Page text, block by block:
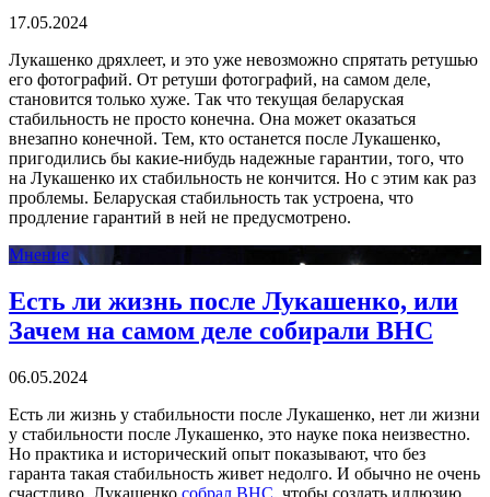
17.05.2024
Лукашенко дряхлеет, и это уже невозможно спрятать ретушью
его фотографий. От ретуши фотографий, на самом деле,
становится только хуже. Так что текущая беларуская
стабильность не просто конечна. Она может оказаться
внезапно конечной. Тем, кто останется после Лукашенко,
пригодились бы какие-нибудь надежные гарантии, того, что
на Лукашенко их стабильность не кончится. Но с этим как раз
проблемы. Беларуская стабильность так устроена, что
продление гарантий в ней не предусмотрено.
Мнение
Есть ли жизнь после Лукашенко, или
Зачем на самом деле собирали ВНС
06.05.2024
Есть ли жизнь у стабильности после Лукашенко, нет ли жизни
у стабильности после Лукашенко, это науке пока неизвестно.
Но практика и исторический опыт показывают, что без
гаранта такая стабильность живет недолго. И обычно не очень